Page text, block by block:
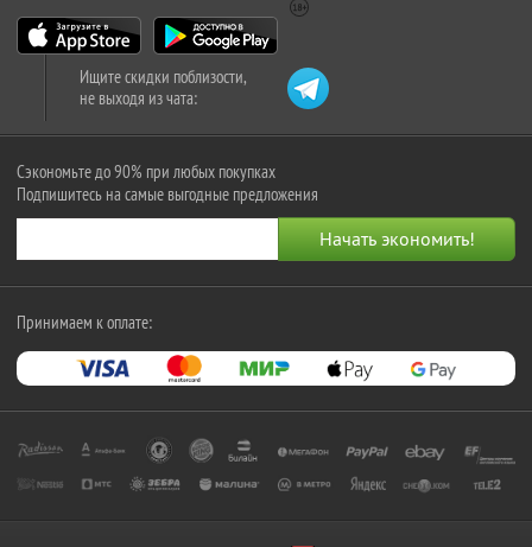
Ищите скидки поблизости,
не выходя из чата:
Сэкономьте до 90% при любых покупках
Подпишитесь на самые выгодные предложения
Принимаем к оплате: